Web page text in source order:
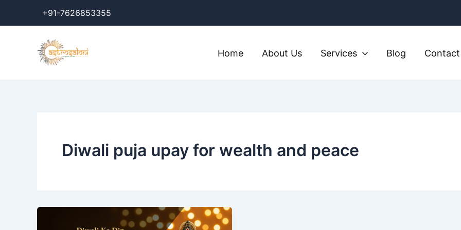
+91-7626853355
Home About Us Services Blog
Diwali puja upay for wealth and peace